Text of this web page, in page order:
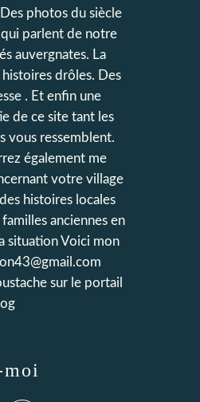
photos du siècle
parlent de notre
auvergnates. La
drôles. Des
. Et enfin une
de ce site tant les
vous ressemblent.
également me
votre village
histoires locales
anciennes en
situation Voici mon
sur le portail